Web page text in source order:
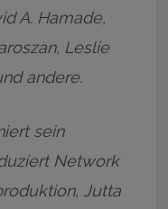
A. Hamade,
Leslie
andere.
sein
Network
Jutta